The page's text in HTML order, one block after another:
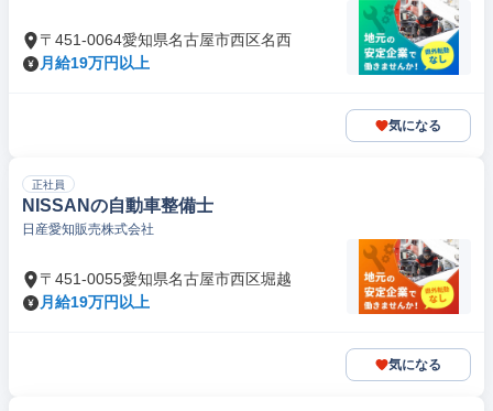
〒451-0064愛知県名古屋市西区名西
月給19万円以上
気になる
正社員
NISSANの自動車整備士
日産愛知販売株式会社
〒451-0055愛知県名古屋市西区堀越
月給19万円以上
気になる